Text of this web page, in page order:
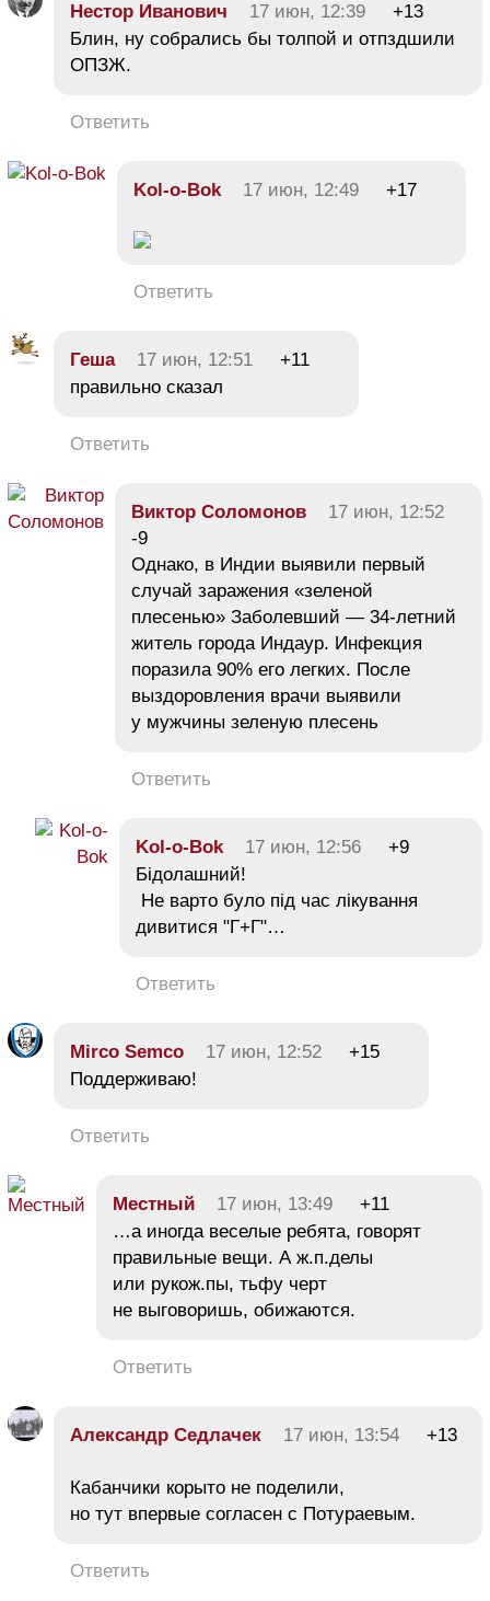
Нестор Иванович 17 июн, 12:39
+13
Блин, ну собрались бы толпой и отпздшили
ОПЗЖ.
Ответить
Kol-o-Bok 17 июн, 12:49 +17
Ответить
Геша 17 июн, 12:51
+11
правильно сказал
Ответить
Виктор Соломонов
17 июн, 12:52
-9
Однако, в Индии выявили первый
случай заражения «зеленой
плесенью» Заболевший — 34-летний
житель города Индаур. Инфекция
поразила 90% его легких. После
выздоровления врачи выявили
у мужчины зеленую плесень
Ответить
Kol-o-Bok 17 июн, 12:56
+9
Бідолашний!
Не варто було під час лікування
дивитися "Г+Г"…
Ответить
Mirco Semco 17 июн, 12:52
+15
Поддерживаю!
Ответить
Местный 17 июн, 13:49
+11
…а иногда веселые ребята, говорят
правильные вещи. А ж.п.делы
или рукож.пы, тьфу черт
не выговоришь, обижаются.
Ответить
Александр Седлачек 17 июн, 13:54 +13
Кабанчики корыто не поделили,
но тут впервые согласен с Потураевым.
Ответить